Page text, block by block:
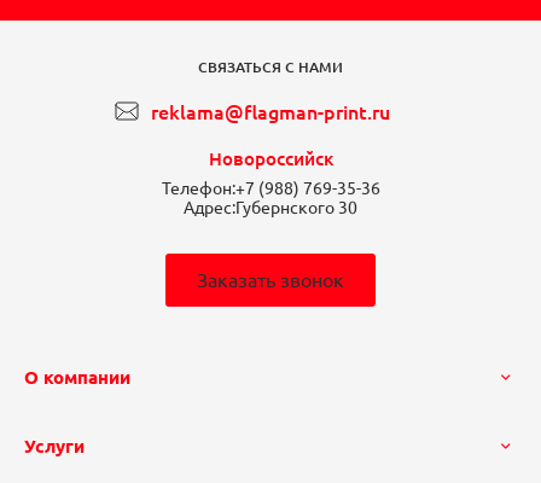
СВЯЗАТЬСЯ С НАМИ
reklama@flagman-print.ru
Новороссийск
Телефон:+7 (988) 769-35-36
Адрес:Губернского 30
Заказать звонок
О компании
Услуги